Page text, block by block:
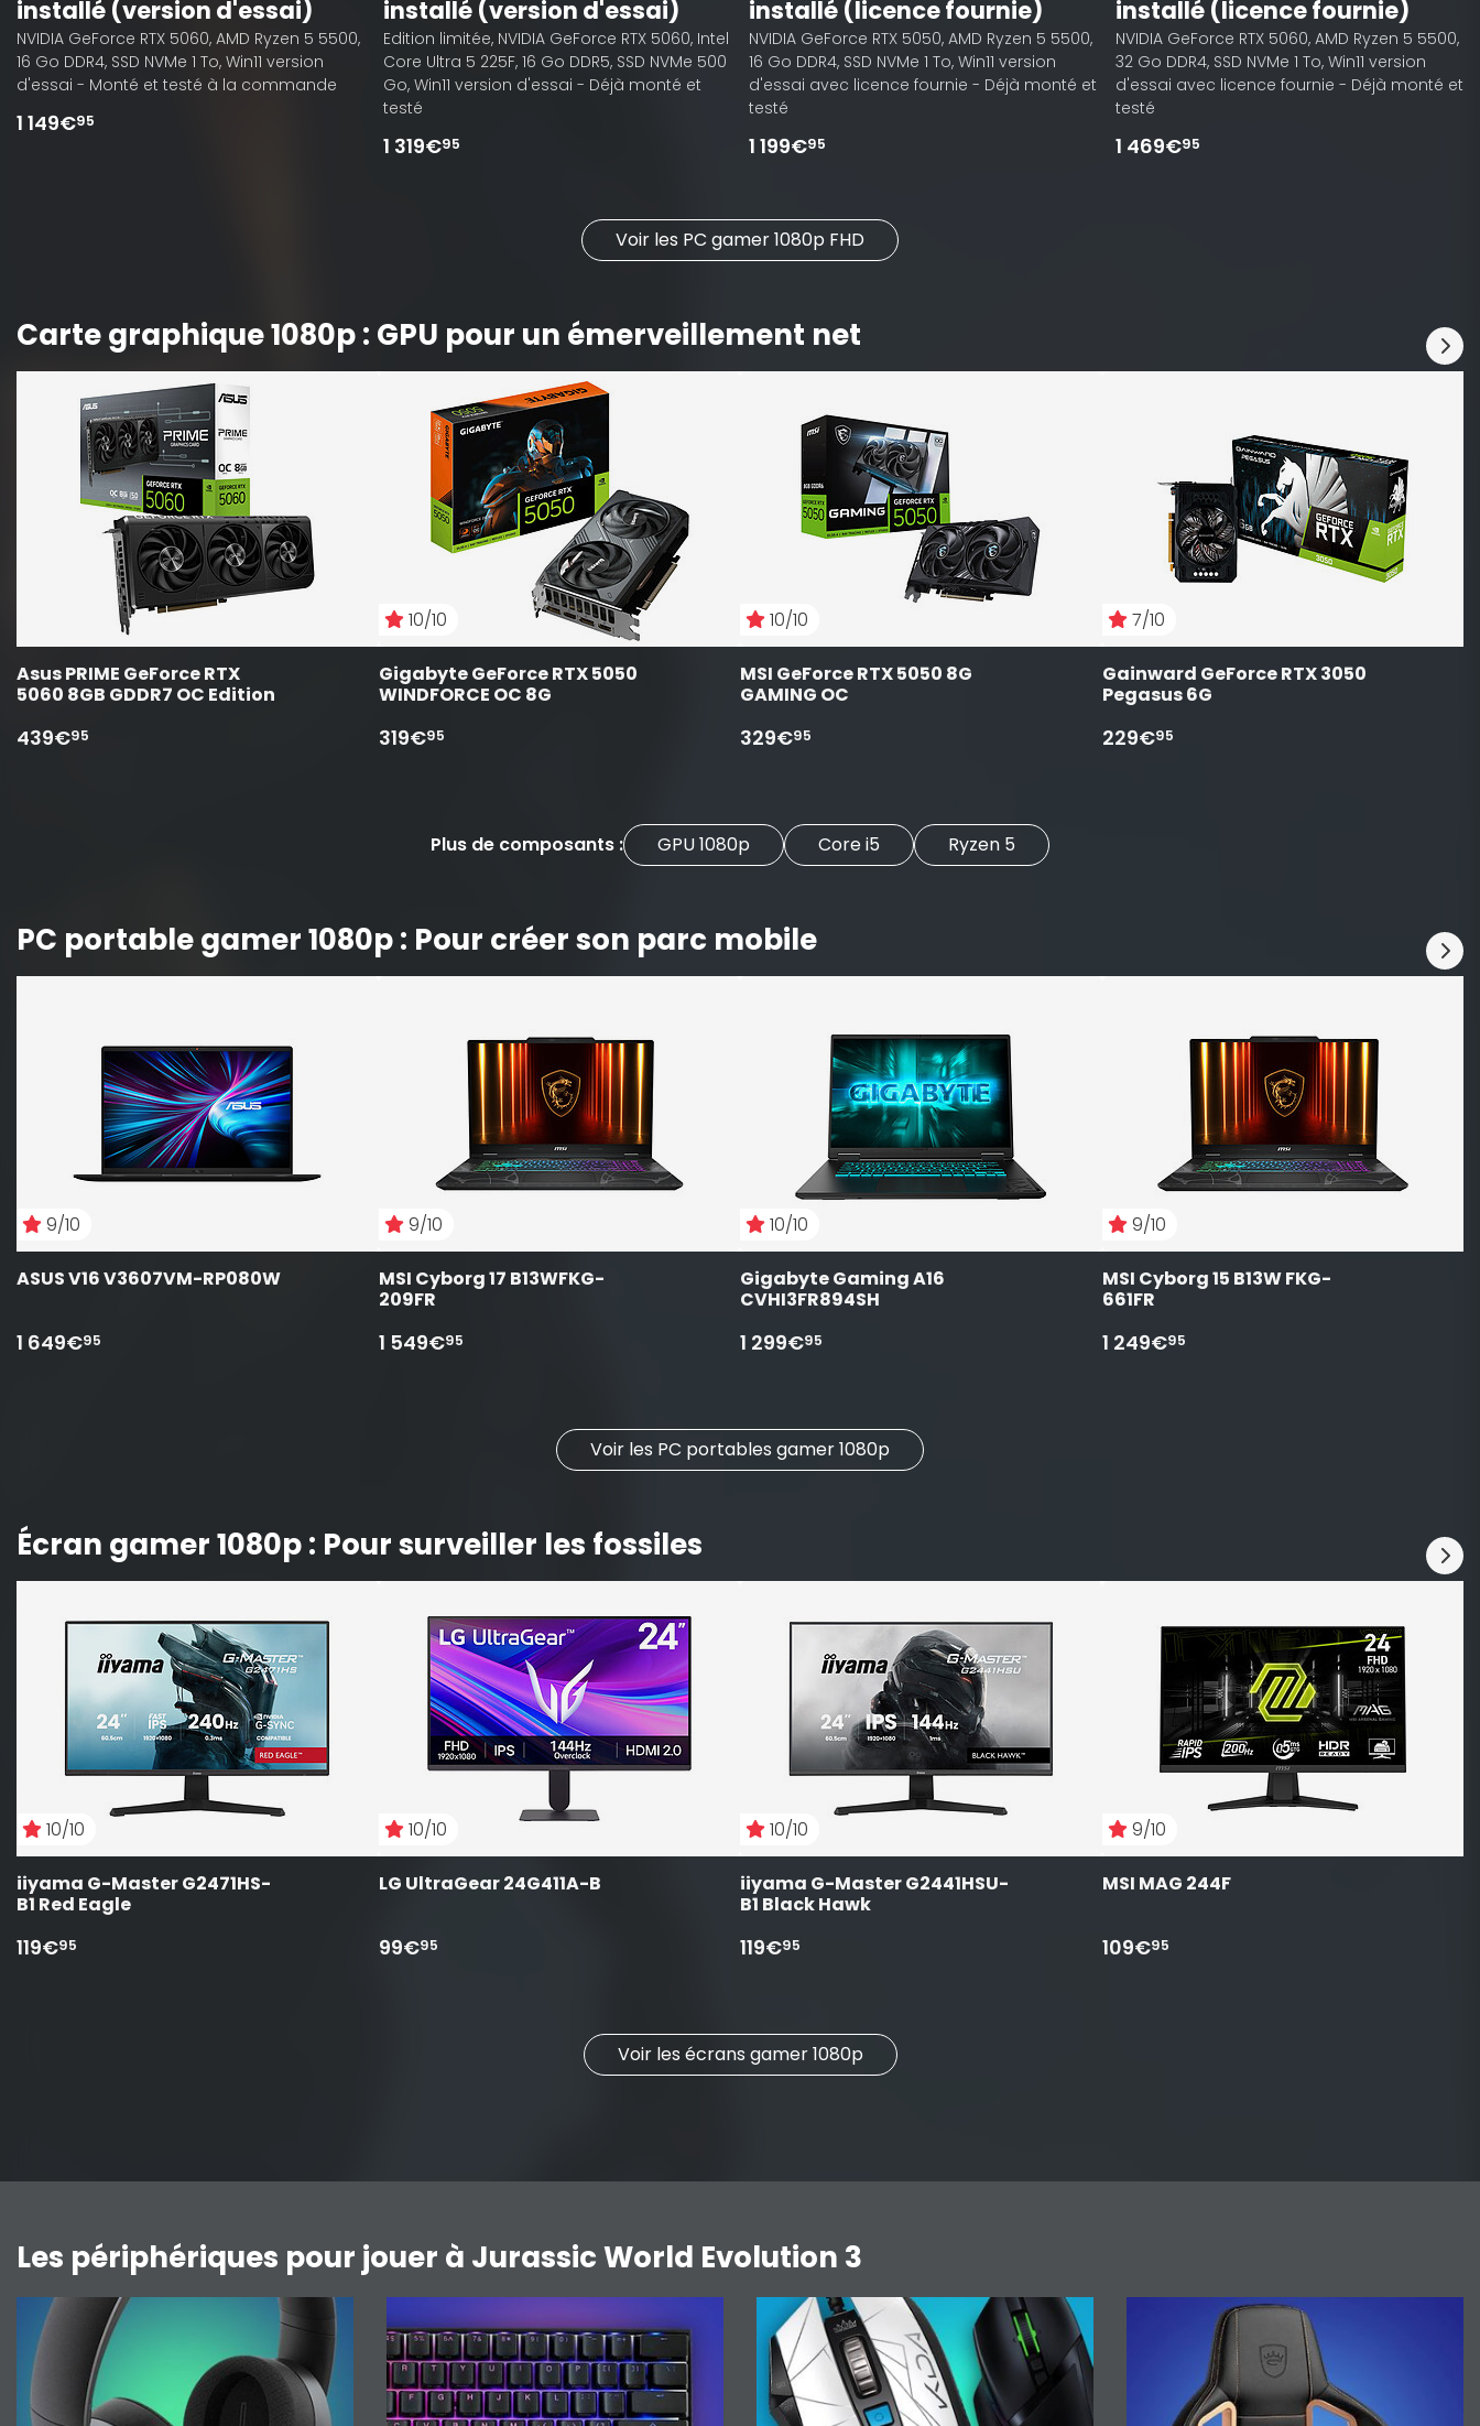
installé (version d'essai)
NVIDIA GeForce RTX 5060, AMD Ryzen 5 5500,
16 Go DDR4, SSD NVMe 1 To, Win11 version
d'essai - Monté et testé à la commande
1 149€95
installé (version d'essai)
Edition limitée, NVIDIA GeForce RTX 5060, Intel
Core Ultra 5 225F, 16 Go DDR5, SSD NVMe 500
Go, Win11 version d'essai - Déjà monté et
testé
1 319€95
installé (licence fournie)
NVIDIA GeForce RTX 5050, AMD Ryzen 5 5500,
16 Go DDR4, SSD NVMe 1 To, Win11 version
d'essai avec licence fournie - Déjà monté et
testé
1 199€95
installé (licence fournie)
NVIDIA GeForce RTX 5060, AMD Ryzen 5 5500,
32 Go DDR4, SSD NVMe 1 To, Win11 version
d'essai avec licence fournie - Déjà monté et
testé
1 469€95
Voir les PC gamer 1080p FHD
Carte graphique 1080p : GPU pour un émerveillement net
Asus PRIME GeForce RTX
5060 8GB GDDR7 OC Edition
439€95
10/10
Gigabyte GeForce RTX 5050
WINDFORCE OC 8G
319€95
10/10
MSI GeForce RTX 5050 8G
GAMING OC
329€95
7/10
Gainward GeForce RTX 3050
Pegasus 6G
229€95
Plus de composants : GPU 1080p Core i5 Ryzen 5
PC portable gamer 1080p : Pour créer son parc mobile
9/10
ASUS V16 V3607VM-RP080W
1 649€95
9/10
MSI Cyborg 17 B13WFKG-
209FR
1 549€95
10/10
Gigabyte Gaming A16
CVHI3FR894SH
1 299€95
9/10
MSI Cyborg 15 B13W FKG-
661FR
1 249€95
Voir les PC portables gamer 1080p
Écran gamer 1080p : Pour surveiller les fossiles
10/10
iiyama G-Master G2471HS-
B1 Red Eagle
119€95
10/10
LG UltraGear 24G411A-B
99€95
10/10
iiyama G-Master G2441HSU-
B1 Black Hawk
119€95
9/10
MSI MAG 244F
109€95
Voir les écrans gamer 1080p
Les périphériques pour jouer à Jurassic World Evolution 3